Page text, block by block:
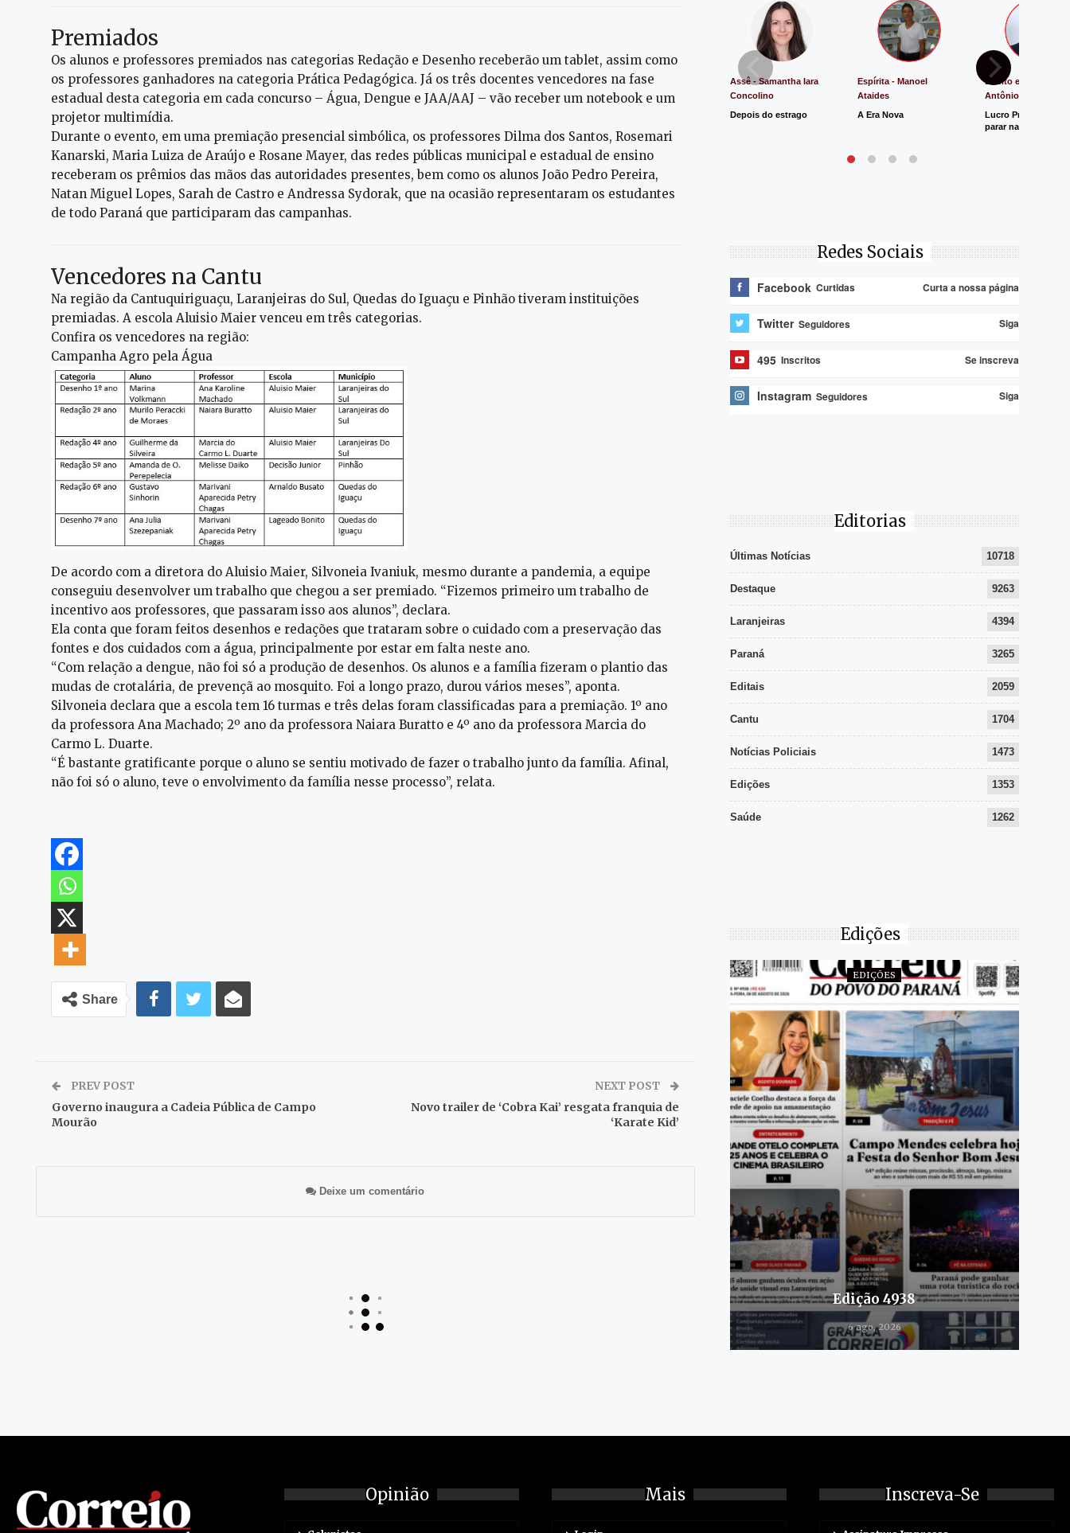
Premiados
Os alunos e professores premiados nas categorias Redação e Desenho receberão um tablet, assim como
os professores ganhadores na categoria Prática Pedagógica. Já os três docentes vencedores na fase
estadual desta categoria em cada concurso – Água, Dengue e JAA/AAJ – vão receber um notebook e um
projetor multimídia.
Durante o evento, em uma premiação presencial simbólica, os professores Dilma dos Santos, Rosemari
Kanarski, Maria Luiza de Araújo e Rosane Mayer, das redes públicas municipal e estadual de ensino
receberam os prêmios das mãos das autoridades presentes, bem como os alunos João Pedro Pereira,
Natan Miguel Lopes, Sarah de Castro e Andressa Sydorak, que na ocasião representaram os estudantes
de todo Paraná que participaram das campanhas.
Vencedores na Cantu
Na região da Cantuquiriguaçu, Laranjeiras do Sul, Quedas do Iguaçu e Pinhão tiveram instituições
premiadas. A escola Aluisio Maier venceu em três categorias.
Confira os vencedores na região:
Campanha Agro pela Água
De acordo com a diretora do Aluisio Maier, Silvoneia Ivaniuk, mesmo durante a pandemia, a equipe
conseguiu desenvolver um trabalho que chegou a ser premiado. “Fizemos primeiro um trabalho de
incentivo aos professores, que passaram isso aos alunos”, declara.
Ela conta que foram feitos desenhos e redações que trataram sobre o cuidado com a preservação das
fontes e dos cuidados com a água, principalmente por estar em falta neste ano.
“Com relação a dengue, não foi só a produção de desenhos. Os alunos e a família fizeram o plantio das
mudas de crotalária, de prevençã ao mosquito. Foi a longo prazo, durou vários meses”, aponta.
Silvoneia declara que a escola tem 16 turmas e três delas foram classificadas para a premiação. 1º ano
da professora Ana Machado; 2º ano da professora Naiara Buratto e 4º ano da professora Marcia do
Carmo L. Duarte.
“É bastante gratificante porque o aluno se sentiu motivado de fazer o trabalho junto da família. Afinal,
não foi só o aluno, teve o envolvimento da família nesse processo”, relata.
Share
PREV POST
Governo inaugura a Cadeia Pública de Campo
Mourão
NEXT POST
Novo trailer de ‘Cobra Kai’ resgata franquia de
‘Karate Kid’
Deixe um comentário
Assê - Samantha Iara
Concolino
Depois do estrago
Espírita - Manoel
Ataides
A Era Nova
Direito e Justiça -
Antônio de Souza
Lucro Presumido
parar na Justiça
Redes Sociais
Facebook Curtidas Curta a nossa página
Twitter Seguidores Siga
495 Inscritos Se inscreva
Instagram Seguidores Siga
Editorias
Últimas Notícias 10718
Destaque 9263
Laranjeiras 4394
Paraná 3265
Editais 2059
Cantu 1704
Notícias Policiais 1473
Edições 1353
Saúde 1262
Edições
EDIÇÕES
Edição 4938
6 ago, 2026
Opinião Mais Inscreva-Se